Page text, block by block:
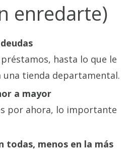
enredarte)
hasta lo que le
una tienda departamental.
a mayor
por ahora, lo importante
todas, menos en la más